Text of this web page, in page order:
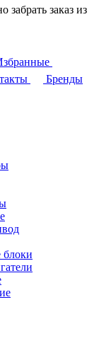
заказ из
Бренды